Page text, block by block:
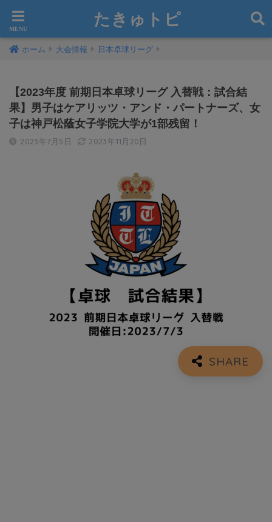
たきゅトピ
ホーム 大会情報 日本卓球リーグ
【2023年度 前期日本卓球リーグ 入替戦：試合結
果】男子はケアリッツ・アンド・パートナーズ、女
子は神戸松蔭女子学院大学が1部残留！
2023年7月5日 2023年11月20日